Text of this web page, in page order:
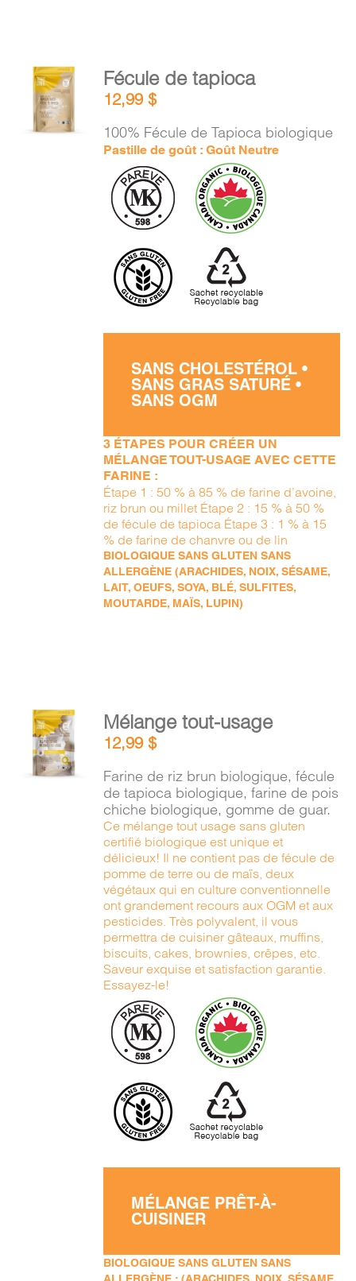
AJOUTER
AU
PANIER
/
DÉTAILS
Fécule de tapioca
12,99$
100% Fécule de Tapioca biologique
Pastille de goût : Goût Neutre
SANS CHOLESTÉROL •
SANS GRAS SATURÉ •
SANS OGM
3 ÉTAPES POUR CRÉER UN
MÉLANGE TOUT-USAGE AVEC CETTE
FARINE :
Étape 1 : 50 % à 85 % de farine d’avoine,
riz brun ou millet Étape 2 : 15 % à 50 %
de fécule de tapioca Étape 3 : 1 % à 15
% de farine de chanvre ou de lin
BIOLOGIQUE SANS GLUTEN SANS
ALLERGÈNE (ARACHIDES, NOIX, SÉSAME,
LAIT, OEUFS, SOYA, BLÉ, SULFITES,
MOUTARDE, MAÏS, LUPIN)
AJOUTER
AU
PANIER
/
DÉTAILS
Mélange tout-usage
12,99$
Farine de riz brun biologique, fécule
de tapioca biologique, farine de pois
chiche biologique, gomme de guar.
Ce mélange tout usage sans gluten
certifié biologique est unique et
délicieux! Il ne contient pas de fécule de
pomme de terre ou de maïs, deux
végétaux qui en culture conventionnelle
ont grandement recours aux OGM et aux
pesticides. Très polyvalent, il vous
permettra de cuisiner gâteaux, muffins,
biscuits, cakes, brownies, crêpes, etc.
Saveur exquise et satisfaction garantie.
Essayez-le!
MÉLANGE PRÊT-À-
CUISINER
BIOLOGIQUE SANS GLUTEN SANS